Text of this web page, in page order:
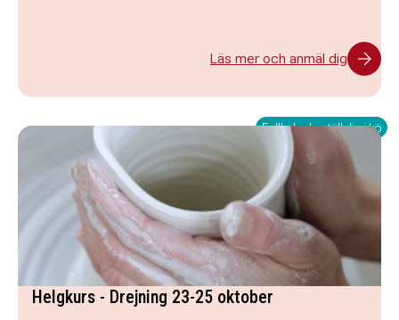
Läs mer och anmäl dig
Fullbokad - ställ dig i kö
Helgkurs - Drejning 23-25 oktober